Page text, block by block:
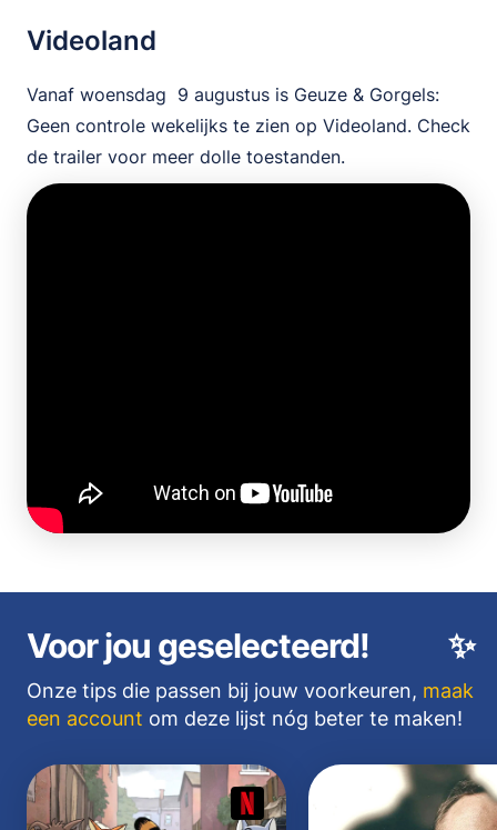
Videoland
Vanaf woensdag 9 augustus is Geuze & Gorgels:
Geen controle wekelijks te zien op Videoland. Check
de trailer voor meer dolle toestanden.
✨
Voor jou geselecteerd!
Onze tips die passen bij jouw voorkeuren, maak
een account om deze lijst nóg beter te maken!